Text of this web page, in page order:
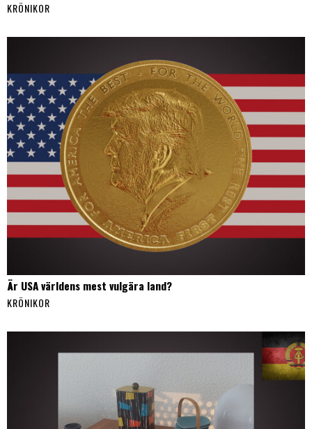
KRÖNIKOR
Är USA världens mest vulgära land?
KRÖNIKOR